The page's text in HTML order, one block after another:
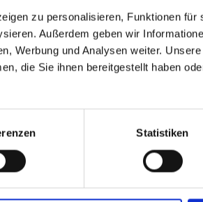
zu personalisieren, Funktionen für
Außerdem geben wir
Werbung und Analysen weiter.
die Sie ihnen bereitgestellt haben
Statistiken
Sie benötigen eine Beratung?
Sie, wie Sie Kontakt zu uns
können.